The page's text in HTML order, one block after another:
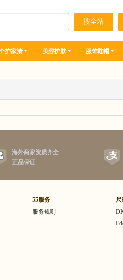
护家清 美容护肤 服饰鞋帽
海外商家资质齐全
正品保证
55服务
服务规则
尺